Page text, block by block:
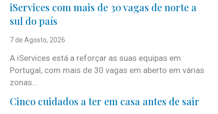
iServices com mais de 30 vagas de norte a
sul do país
7 de Agosto, 2026
A iServices está a reforçar as suas equipas em
Portugal, com mais de 30 vagas em aberto em várias
zonas...
Cinco cuidados a ter em casa antes de sair